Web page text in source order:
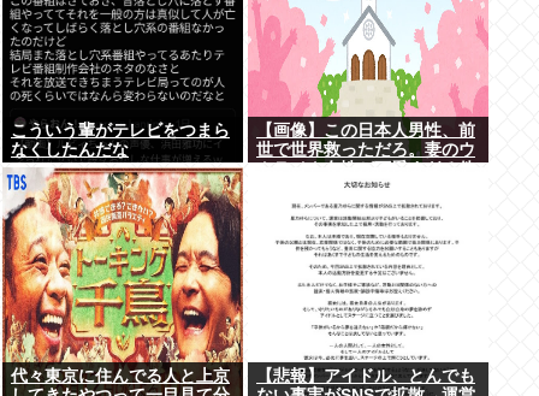
こういう輩がテレビをつまら
なくしたんだな
【画像】この日本人男性、前
世で世界救っただろ。妻のウ
代々東京に住んでる人と上京
【悲報】アイドル、とんでも